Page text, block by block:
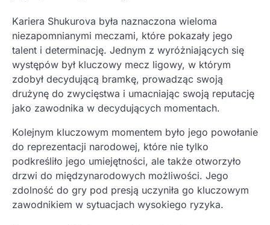
Kariera Shukurova była naznaczona wieloma
niezapomnianymi meczami, które pokazały jego
talent i determinację. Jednym z wyróżniających się
występów był kluczowy mecz ligowy, w którym
zdobył decydującą bramkę, prowadząc swoją
drużynę do zwycięstwa i umacniając swoją reputację
jako zawodnika w decydujących momentach.
Kolejnym kluczowym momentem było jego powołanie
do reprezentacji narodowej, które nie tylko
podkreśliło jego umiejętności, ale także otworzyło
drzwi do międzynarodowych możliwości. Jego
zdolność do gry pod presją uczyniła go kluczowym
zawodnikiem w sytuacjach wysokiego ryzyka.